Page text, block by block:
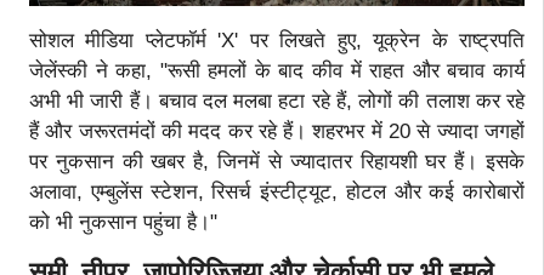
सोशल मीडिया प्लेटफॉर्म 'X' पर लिखते हुए, यूक्रेन के राष्ट्रपति
जेलेंस्की ने कहा, "रूसी हमलों के बाद कीव में राहत और बचाव कार्य
अभी भी जारी हैं। बचाव दल मलबा हटा रहे हैं, लोगों की तलाश कर रहे
हैं और जरूरतमंदों की मदद कर रहे हैं। शहरभर में 20 से ज्यादा जगहों
पर नुकसान की खबर है, जिनमें से ज्यादातर रिहायशी घर हैं। इसके
अलावा, एम्बुलेंस स्टेशन, रिसर्च इंस्टीट्यूट, होटल और कई कारोबारों
को भी नुकसान पहुंचा है।"